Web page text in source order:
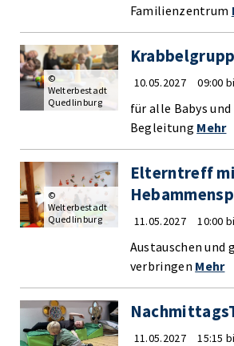
Familienzentrum
10.05.2027 09:00
für alle Babys
Begleitung Mehr
©
Welterbestadt
Quedlinburg
Elterntreff
11.05.2027 10:00
Austauschen und
verbringen Mehr
©
Welterbestadt
Quedlinburg
11.05.2027 15:15